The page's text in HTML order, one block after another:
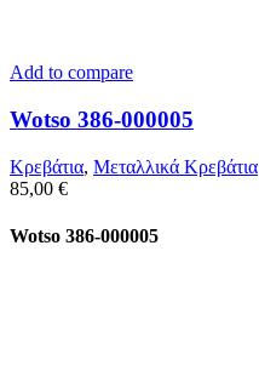
Add to compare
Wotso 386-000005
Κρεβάτια, Μεταλλικά Κρεβάτια
85,00 €
Wotso 386-000005